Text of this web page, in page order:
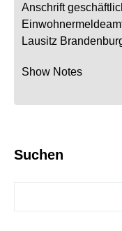
Anschrift
Lausitz
Show Notes
Suchen